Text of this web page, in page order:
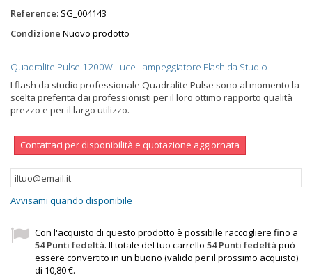
Reference: SG_004143
Condizione Nuovo prodotto
Quadralite Pulse 1200W Luce Lampeggiatore Flash da Studio
I flash da studio professionale Quadralite Pulse sono al momento la
scelta preferita dai professionisti per il loro ottimo rapporto qualità
prezzo e per il largo utilizzo.
Contattaci per disponibilità e quotazione aggiornata
Avvisami quando disponibile
Con l'acquisto di questo prodotto è possibile raccogliere fino a
54Punti fedeltà. Il totale del tuo carrello 54Punti fedeltà può
essere convertito in un buono (valido per il prossimo acquisto)
di 10,80 €.